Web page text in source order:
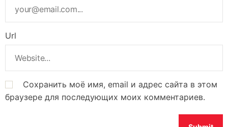
Url
Сохранить моё имя, email и адрес сайта в этом
браузере для последующих моих комментариев.